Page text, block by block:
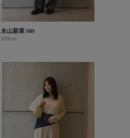
永山新菜 nin
155cm